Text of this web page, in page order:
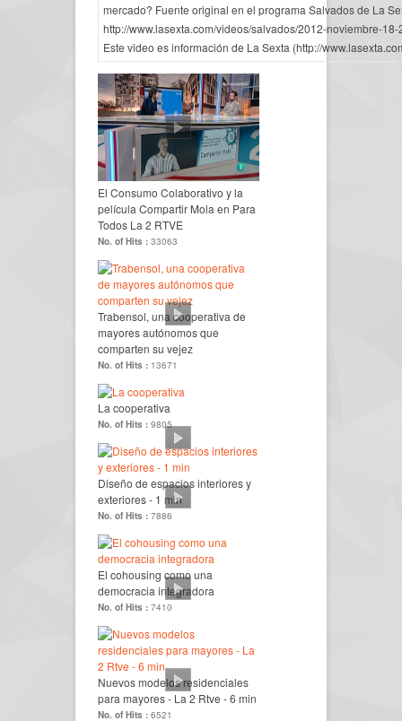
mercado? Fuente original en el programa Salvados de La
http://www.lasexta.com/videos/salvados/2012-noviembre-
Este video es información de La Sexta (http://
El Consumo Colaborativo y la
película Compartir Mola en Para
Todos La 2 RTVE
No. of Hits : 33063
Trabensol, una cooperativa de
mayores autónomos que
comparten su vejez
No. of Hits : 13671
La cooperativa
No. of Hits : 9805
Diseño de espacios interiores y
exteriores - 1 min
No. of Hits : 7886
El cohousing como una
democracia integradora
No. of Hits : 7410
Nuevos modelos residenciales
para mayores - La 2 Rtve - 6 min
No. of Hits : 6521